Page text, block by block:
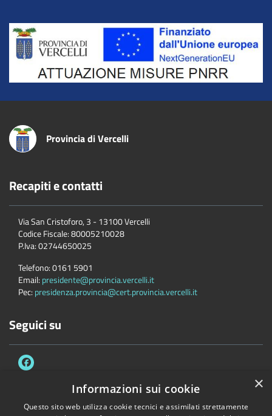
Title
Provincia di Vercelli
Recapiti e contatti
Via San Cristoforo, 3 - 13100 Vercelli
Codice Fiscale:80005210028
P.Iva:02744650025
Telefono:0161 5901
Email: presidente@provincia.vercelli.it
Pec: presidenza.provincia@cert.provincia.vercelli.it
Seguici su
×
Informazioni sui cookie
Questo sito web utilizza cookie tecnici e assimilati strettamente